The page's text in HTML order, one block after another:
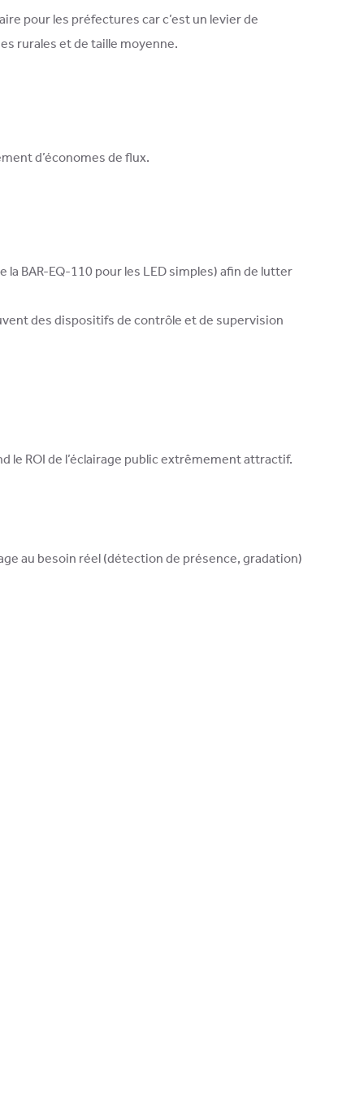
pour les préfectures car c’est un levier de
rurales et de taille moyenne.
d’économes de flux.
BAR-EQ-110 pour les LED simples) afin de lutter
des dispositifs de contrôle et de supervision
le ROI de l’éclairage public extrêmement attractif.
au besoin réel (détection de présence, gradation)